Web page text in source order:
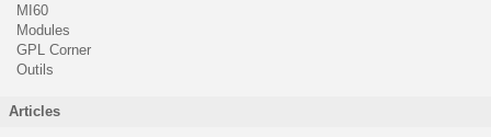
MI60
Modules
GPL Corner
Outils
Articles